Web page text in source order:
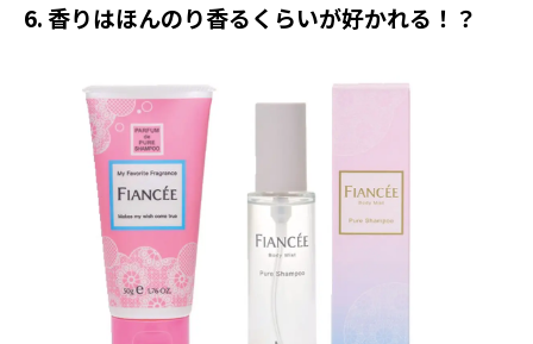
6. 香りはほんのり香るくらいが好かれる！？